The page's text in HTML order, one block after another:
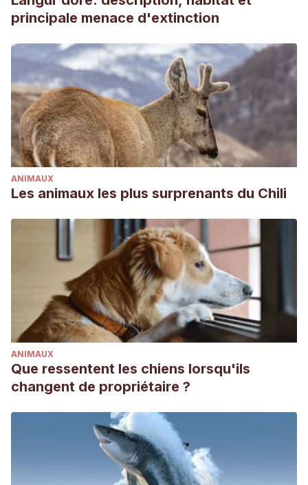
principale menace d'extinction
ANIMAUX
Les animaux les plus surprenants du Chili
ANIMAUX
Que ressentent les chiens lorsqu'ils
changent de propriétaire ?